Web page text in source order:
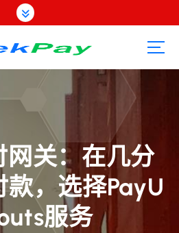
网关：在几分
，选择PayU
服务